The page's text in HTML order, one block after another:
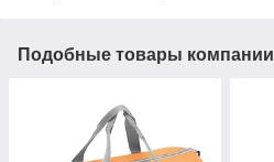
Подобные товары компании